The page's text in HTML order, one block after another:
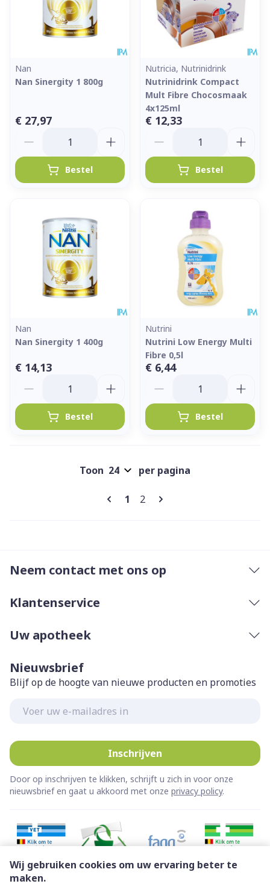
Wij gebruiken cookies om uw ervaring beter te
maken.
Nan
Nan Sinergity 1 800g
€ 27,97
Bestel
Nutricia, Nutrinidrink
Nutrinidrink Compact
Mult Fibre Chocosmaak
4x125ml
€ 12,33
Bestel
Nan
Nan Sinergity 1 400g
€ 14,13
Bestel
Nutrini
Nutrini Low Energy Multi
Fibre 0,5l
€ 6,44
Bestel
Pagina's
U lees momenteel pagina
1 Pagina
2
Toon per pagina
Neem contact met ons op
Klantenservice
Uw apotheek
Nieuwsbrief
Blijf op de hoogte van nieuwe producten en promoties
Inschrijven
Door op inschrijven te klikken, schrijft u zich in voor onze
nieuwsbrief en gaat u akkoord met onze privacy policy.